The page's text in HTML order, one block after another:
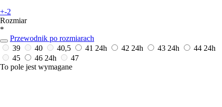
+-2
Rozmiar
*
Przewodnik po rozmiarach
39
40 40,5 41 24h 42 24h 43 24h 44 24h
45
46 24h
47
To pole jest wymagane